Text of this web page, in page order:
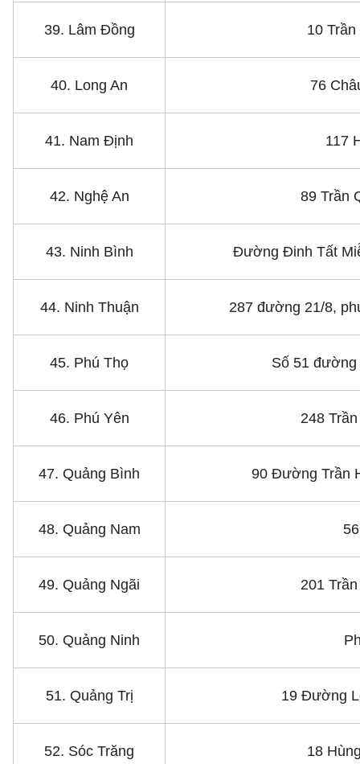
39. Lâm Đồng 10
40. Long An 76
41. Nam Định 117
42. Nghệ An 89 Trần
43. Ninh Bình Đường Đinh Tất
44. Ninh Thuận 287 đường 21/8,
45. Phú Thọ Số 51
46. Phú Yên 248
47. Quảng Bình 90 Đường Trần
48. Quảng Nam
49. Quảng Ngãi 201
50. Quảng Ninh
51. Quảng Trị 19 Đường
52. Sóc Trăng 18